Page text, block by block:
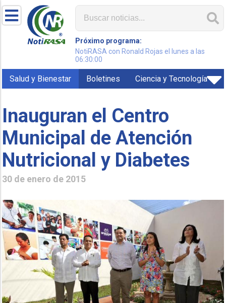
Próximo programa:
NotiRASA con Ronald Rojas el lunes a las
06:30:00
Salud y Bienestar Boletines Ciencia y Tecnología
Inauguran el Centro
Municipal de Atención
Nutricional y Diabetes
30 de enero de 2015